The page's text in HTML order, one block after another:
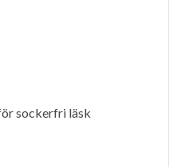
sockerfri läsk